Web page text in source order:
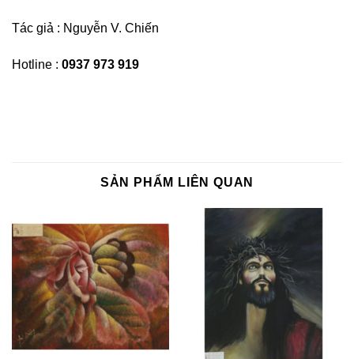
Tác giả : Nguyễn V. Chiến
Hotline : 0937 973 919
SẢN PHẨM LIÊN QUAN